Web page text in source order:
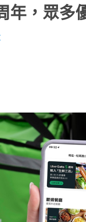
，眾多